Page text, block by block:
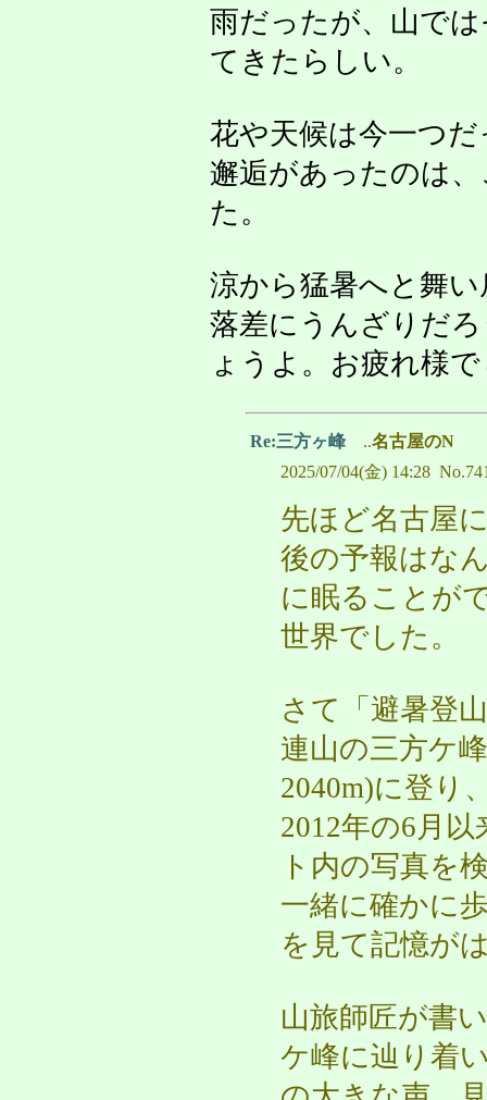
雨だったが、山で
てきたらしい。
花や天候は今一つ
邂逅があったのは
た。
涼から猛暑へと舞
落差にうんざりだ
ょうよ。お疲れ様
Re:三方ヶ峰 ..名古屋のN
2025/07/04(金) 14:28
先ほど名古屋
後の予報はな
に眠ることが
世界でした。
さて「避暑登
連山の三方ケ
2040m)に登り
2012年の6月
ト内の写真を
一緒に確かに
を見て記憶が
山旅師匠が書
ケ峰に辿り着